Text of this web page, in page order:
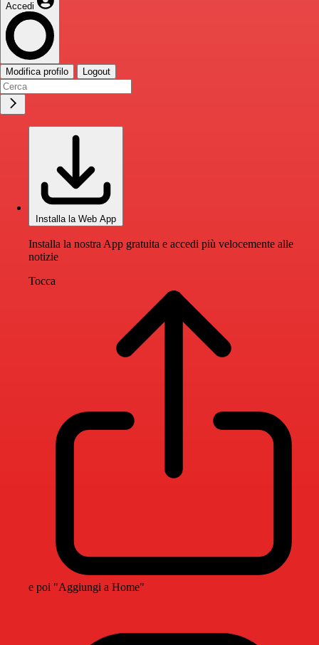
Accedi
Modifica profilo Logout
Installa la Web App
Installa la nostra App gratuita e accedi più velocemente alle
notizie
Tocca
e poi "Aggiungi a Home"